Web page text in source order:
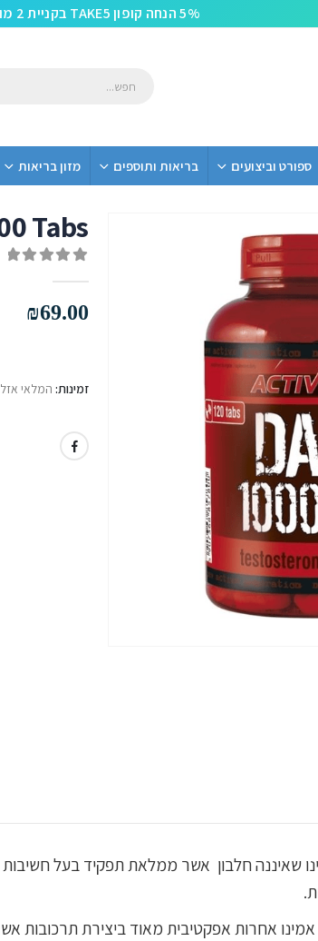
5% הנחה קופון TAKE5 בקניית 2 מוצרים. משלוח חינם מעל 279 שח!
ספורט וביצועים בריאות ותוספים מזון בריאות
Tabs
₪69.00
זמינות: המלאי אזל
שאיננה חלבון אשר ממלאת תפקיד בעל חשיבות
אחרות אפקטיבית מאוד ביצירת תרכובות